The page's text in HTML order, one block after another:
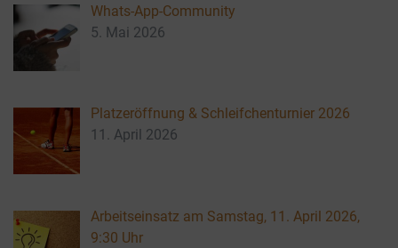
Whats-App-Community
5. Mai 2026
Platzeröffnung & Schleifchenturnier 2026
11. April 2026
Arbeitseinsatz am Samstag, 11. April 2026,
9:30 Uhr